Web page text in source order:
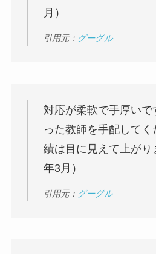
月）
引用元： グーグル
対応が柔軟で手厚いで
った教師を手配して
績は目に見えて上が
年3月）
引用元： グーグル